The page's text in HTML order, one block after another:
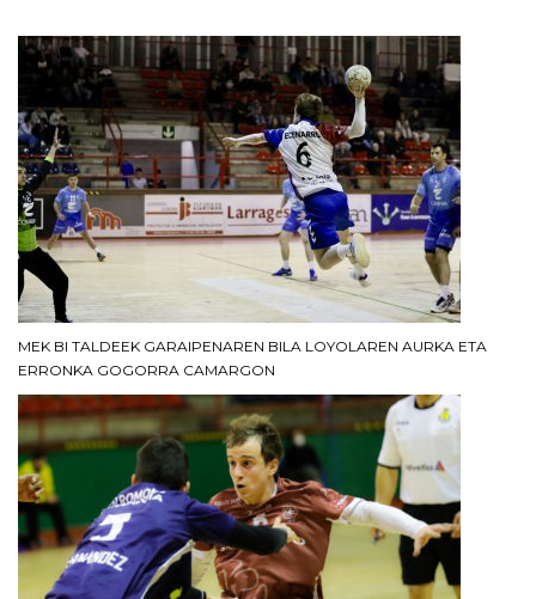
MEK BI TALDEEK GARAIPENAREN BILA LOYOLAREN AURKA ETA
ERRONKA GOGORRA CAMARGON